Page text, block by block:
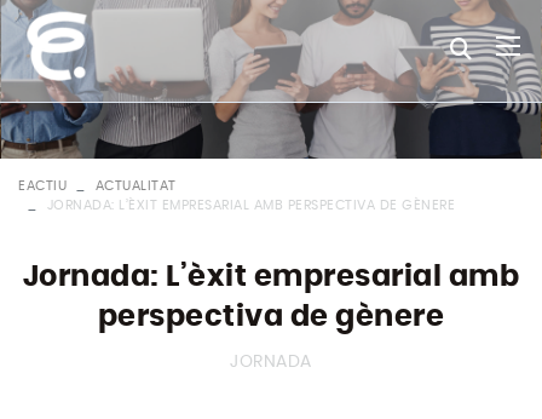
EACTIU
ACTUALITAT
JORNADA: L’ÈXIT EMPRESARIAL AMB PERSPECTIVA DE GÈNERE
Jornada: L’èxit empresarial amb
perspectiva de gènere
JORNADA